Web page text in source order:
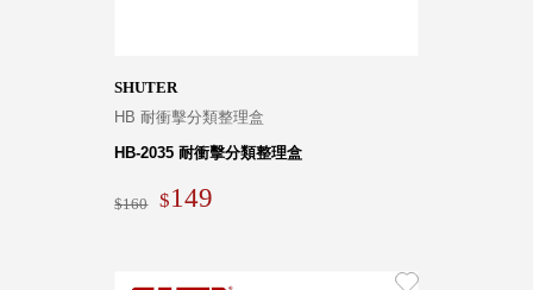
SHUTER
HB 耐衝擊分類整理盒
HB-2035 耐衝擊分類整理盒
160 149